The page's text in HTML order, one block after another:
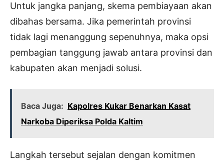
Untuk jangka panjang, skema pembiayaan akan
dibahas bersama. Jika pemerintah provinsi
tidak lagi menanggung sepenuhnya, maka opsi
pembagian tanggung jawab antara provinsi dan
kabupaten akan menjadi solusi.
Baca Juga: Kapolres Kukar Benarkan Kasat
Narkoba Diperiksa Polda Kaltim
Langkah tersebut sejalan dengan komitmen